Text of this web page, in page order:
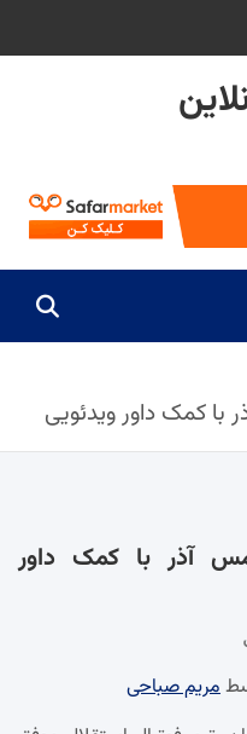
با کمک داور ویدئویی
آذر با کمک داور
مریم صباحی